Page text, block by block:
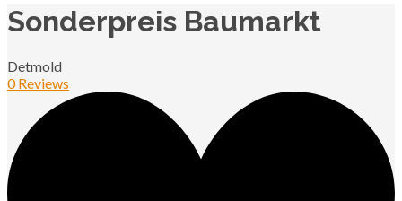
Sonderpreis Baumarkt
Detmold
0 Reviews